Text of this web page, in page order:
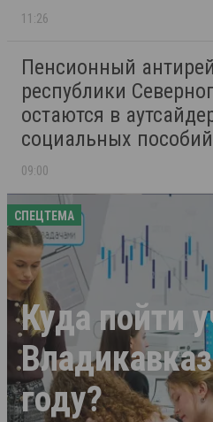
11:26
Пенсионный
республики
остаются в
социальных пособий
09:00
СПЕЦТЕМА
Куда пойти
году?